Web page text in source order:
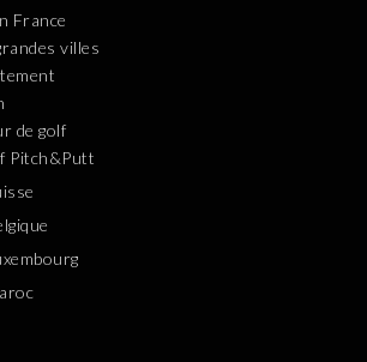
France
villes
de golf
Pitch&Putt